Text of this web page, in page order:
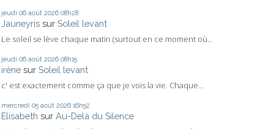
jeudi 06 août 2026 08h28
Jauneyris sur Soleil levant
Le soleil se lève chaque matin (surtout en ce moment où...
jeudi 06 août 2026 08h15
irène sur Soleil levant
c' est exactement comme ça que je vois la vie. Chaque...
mercredi 05 août 2026 16h52
Elisabeth sur Au-Delà du Silence